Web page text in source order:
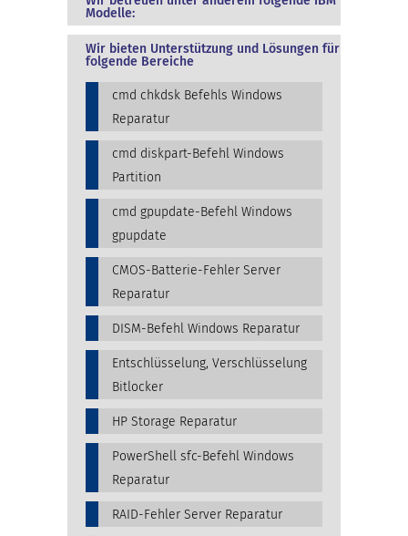
Modelle:
Wir bieten Unterstützung und Lösungen für
folgende Bereiche
cmd chkdsk Befehls Windows
Reparatur
cmd diskpart-Befehl Windows
Partition
cmd gpupdate-Befehl Windows
gpupdate
CMOS-Batterie-Fehler Server
Reparatur
DISM-Befehl Windows Reparatur
Entschlüsselung, Verschlüsselung
Bitlocker
HP Storage Reparatur
PowerShell sfc-Befehl Windows
Reparatur
RAID-Fehler Server Reparatur